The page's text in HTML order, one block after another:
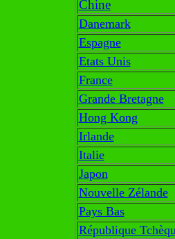
Chine
Danemark
Espagne
Etats Unis
France
Grande Bretagne
Hong Kong
Irlande
Italie
Japon
Nouvelle Zélande
Pays Bas
République